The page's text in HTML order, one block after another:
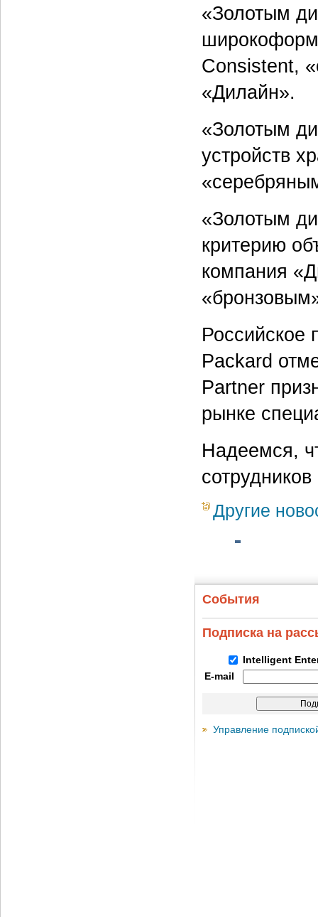
«Золотым
Consistent,
«Дилайн».
«Золотым
устройств
«Золотым
критерию
компания
Российское
Packard
Partner
рынке
Надеемся,
Другие
События
Подписка на
Intelligent
E-mail
Управление